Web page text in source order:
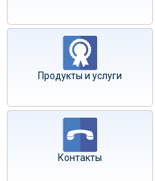
Продукты и услуги
Контакты